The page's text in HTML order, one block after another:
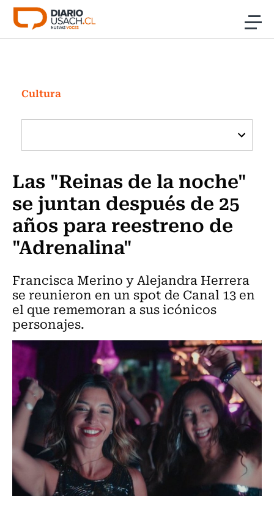
Click acá para ir directamente al contenido
Investigación
Cultura
Programas Radio y TV Usach
Cultura
Las "Reinas de la noche"
se juntan después de 25
años para reestreno de
"Adrenalina"
Francisca Merino y Alejandra Herrera
se reunieron en un spot de Canal 13 en
el que rememoran a sus icónicos
personajes.